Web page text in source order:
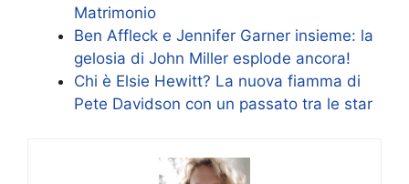
Matrimonio
Ben Affleck e Jennifer Garner insieme: la
gelosia di John Miller esplode ancora!
Chi è Elsie Hewitt? La nuova fiamma di
Pete Davidson con un passato tra le star